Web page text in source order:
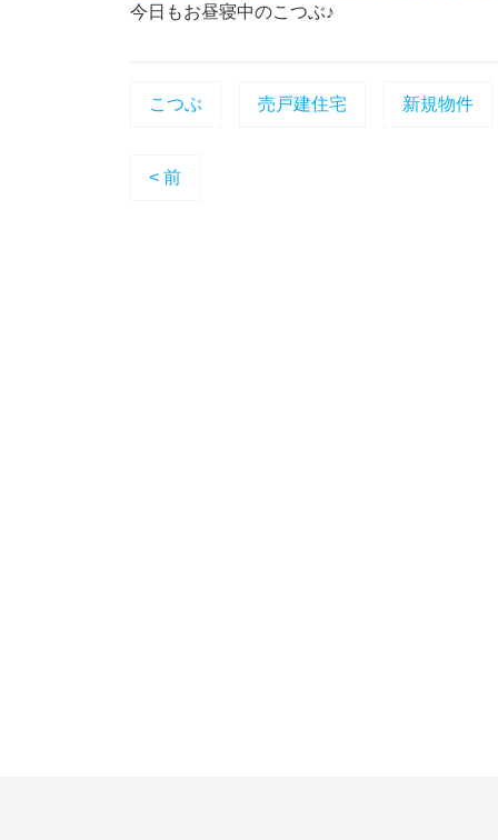
今日もお昼寝中のこつぶ♪
こつぶ 売戸建住宅 新規物件
< 前